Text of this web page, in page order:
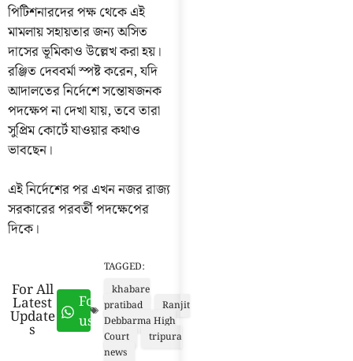
পিটিশনারদের পক্ষ থেকে এই
মামলায় সহায়তার জন্য অসিত
দাসের ভূমিকাও উল্লেখ করা হয়।
রঞ্জিত দেববর্মা স্পষ্ট করেন, যদি
আদালতের নির্দেশে সন্তোষজনক
পদক্ষেপ না দেখা যায়, তবে তারা
সুপ্রিম কোর্টে যাওয়ার কথাও
ভাবছেন।
এই নির্দেশের পর এখন নজর রাজ্য
সরকারের পরবর্তী পদক্ষেপের
দিকে।
For All
Latest
Update
s
Follow
us
TAGGED:
khabare
pratibad
Ranjit
Debbarma High
Court
tripura
news